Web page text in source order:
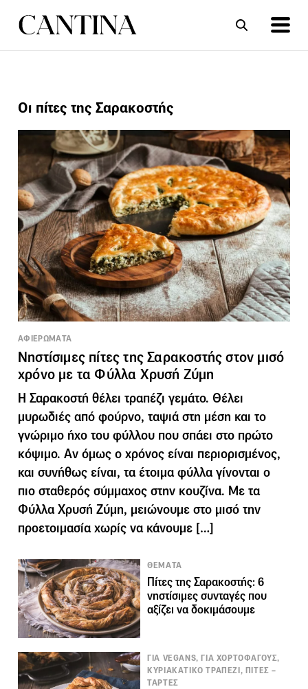
ΣΥΝΤΑΓΕΣ
Οι πίτες της Σαρακοστής
ΑΦΙΕΡΩΜΑΤΑ
Νηστίσιμες πίτες της Σαρακοστής στον μισό
χρόνο με τα Φύλλα Χρυσή Ζύμη
Η Σαρακοστή θέλει τραπέζι γεμάτο. Θέλει
μυρωδιές από φούρνο, ταψιά στη μέση και το
γνώριμο ήχο του φύλλου που σπάει στο πρώτο
κόψιμο. Αν όμως ο χρόνος είναι περιορισμένος,
και συνήθως είναι, τα έτοιμα φύλλα γίνονται ο
πιο σταθερός σύμμαχος στην κουζίνα. Με τα
Φύλλα Χρυσή Ζύμη, μειώνουμε στο μισό την
προετοιμασία χωρίς να κάνουμε […]
ΘΕΜΑΤΑ
Πίτες της Σαρακοστής: 6
νηστίσιμες συνταγές που
αξίζει να δοκιμάσουμε
ΓΙΑ VEGANS, ΓΙΑ ΧΟΡΤΟΦΑΓΟΥΣ,
ΚΥΡΙΑΚΑΤΙΚΟ ΤΡΑΠΕΖΙ, ΠΙΤΕΣ –
ΤΑΡΤΕΣ